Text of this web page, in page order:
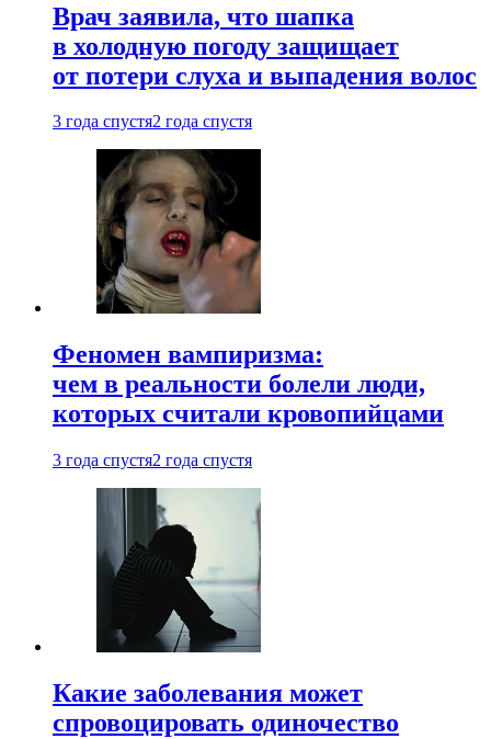
Врач заявила, что шапка
в холодную погоду защищает
от потери слуха и выпадения волос
3 года спустя2 года спустя
Феномен вампиризма:
чем в реальности болели люди,
которых считали кровопийцами
3 года спустя2 года спустя
Какие заболевания может
спровоцировать одиночество